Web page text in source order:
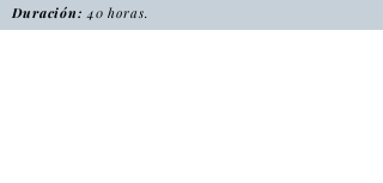
Duración: 40 horas.